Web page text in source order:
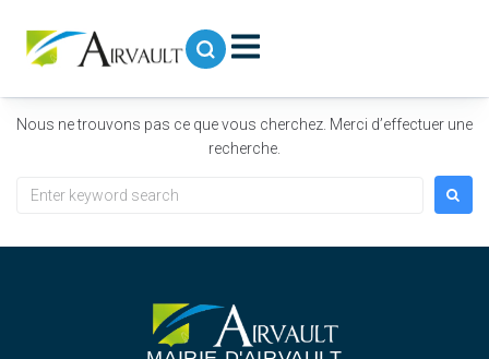
Rien de trouvé
Nous ne trouvons pas ce que vous cherchez. Merci d’effectuer une
recherche.